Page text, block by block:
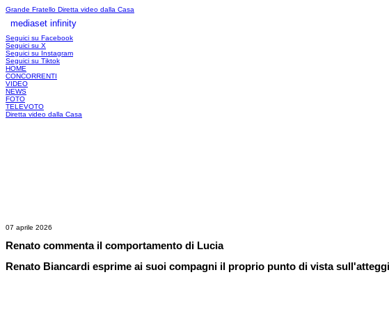
Grande Fratello Diretta video dalla Casa
mediaset infinity
Seguici su Facebook
Seguici su X
Seguici su Instagram
Seguici su Tiktok
HOME
CONCORRENTI
VIDEO
NEWS
FOTO
TELEVOTO
Diretta video dalla Casa
07 aprile 2026
Renato commenta il comportamento di Lucia
Renato Biancardi esprime ai suoi compagni il proprio punto di vista